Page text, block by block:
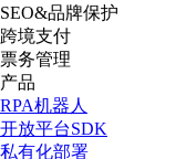
SEO&品牌保护
跨境支付
票务管理
产品
RPA机器人
开放平台SDK
私有化部署